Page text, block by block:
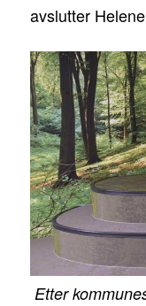
avslutter
Etter